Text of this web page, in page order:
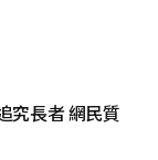
究長者 網民質